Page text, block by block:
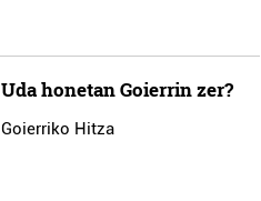
Uda honetan Goierrin zer?
Goierriko Hitza